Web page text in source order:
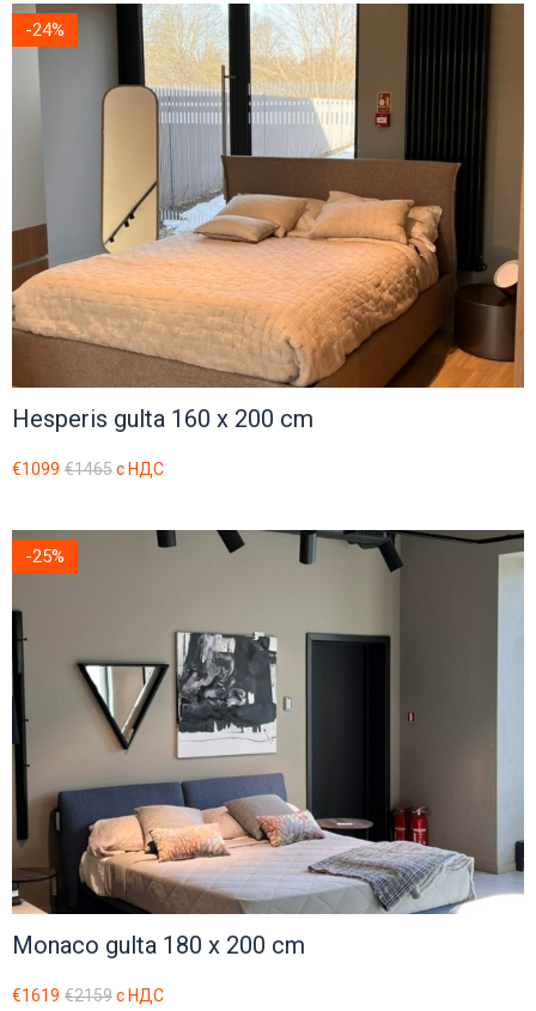
Softline
Kate
interstuhl
Klöber
Viccarbe
-24%
Hesperis gulta 160 x 200 cm
€1099 €1465с НДС
-25%
Monaco gulta 180 x 200 cm
€1619 €2159с НДС